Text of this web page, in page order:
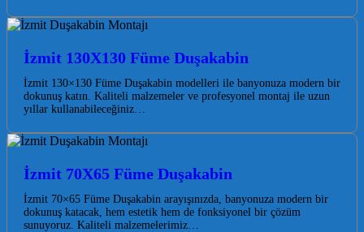
İzmit 130X130 Füme Duşakabin
İzmit 130×130 Füme Duşakabin modelleri ile banyonuza modern bir
dokunuş katın. Kaliteli malzemeler ve profesyonel montaj ile uzun
yıllar kullanabileceğiniz…
İzmit 70X65 Füme Duşakabin
İzmit 70×65 Füme Duşakabin arayışınızda, banyonuza modern bir
dokunuş katacak, hem estetik hem de fonksiyonel bir çözüm
sunuyoruz. Kaliteli malzemelerimiz…